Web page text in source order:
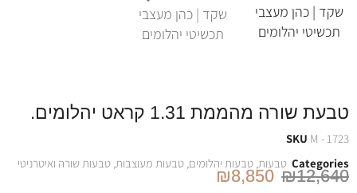
טבעת שורה מהממת 1.31 קראט יהלומים.
SKU M - 1723
Categories טבעות טבעות יהלומים טבעות מעוצבות טבעות שורה ואיטרניטי
₪12,640
₪8,850